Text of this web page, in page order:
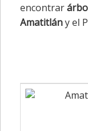
encontrar
Amatitlány el